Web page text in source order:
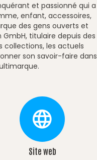
et passionné qui a
enfant, accessoires,
des gens ouverts et
titulaire depuis des
collections, les actuels
son savoir-faire dans
Site web